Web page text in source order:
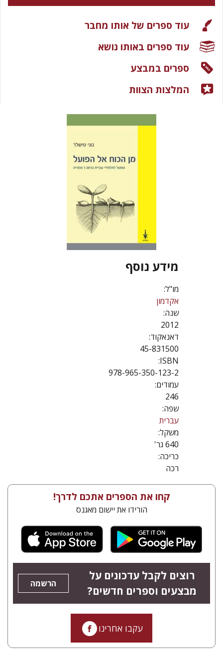
מידע נוסף
מו"ל:
אקדמון
שנה:
2012
דאנאקוד:
45-831500
ISBN:
978-965-350-123-2
עמודים:
246
שפה:
עברית
משקל:
640 גר'
כריכה:
רכה
עוד ספרים של אותו מחבר
עוד ספרים באותו נושא
ספרים במבצע
המלצות הצוות
קחו את הספרים אתכם לדרך!
הורידו את יישום מאגנס
רוצים לקבל עדכונים על
מבצעים וספרים חדשים?
הרשמה
עקבו אחרינו